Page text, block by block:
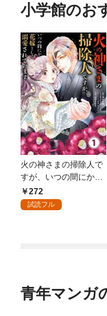
小学館のお
火の神さまの掃除人で
すが、いつの間にか花
嫁として溺愛されてい
ます【単話】（１）
272
試読フル
青年マンガ